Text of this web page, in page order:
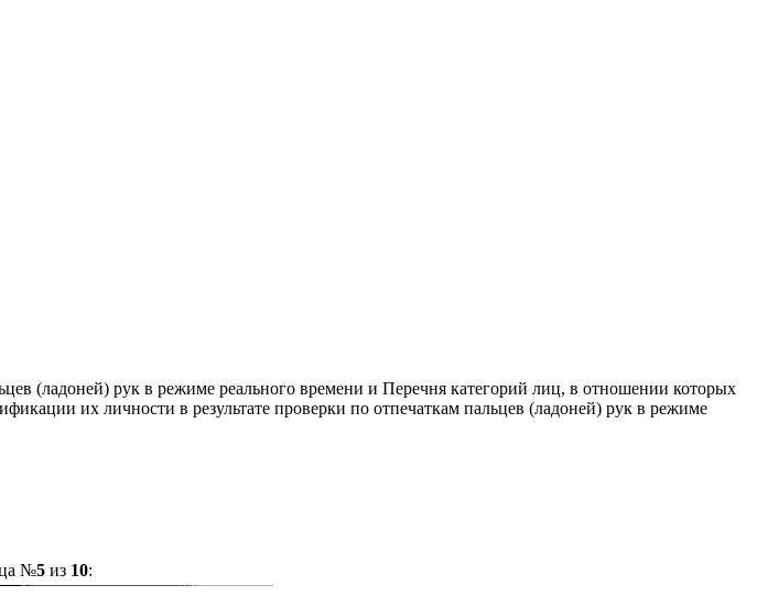
(ладоней) рук в режиме реального времени и Перечня категорий лиц, в отношении которых
их личности в результате проверки по отпечаткам пальцев (ладоней) рук в режиме
№5из 10: